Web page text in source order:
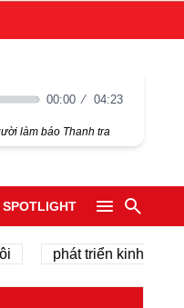
00:00 04:23
làm báo Thanh tra
phát triển kinh tế tư